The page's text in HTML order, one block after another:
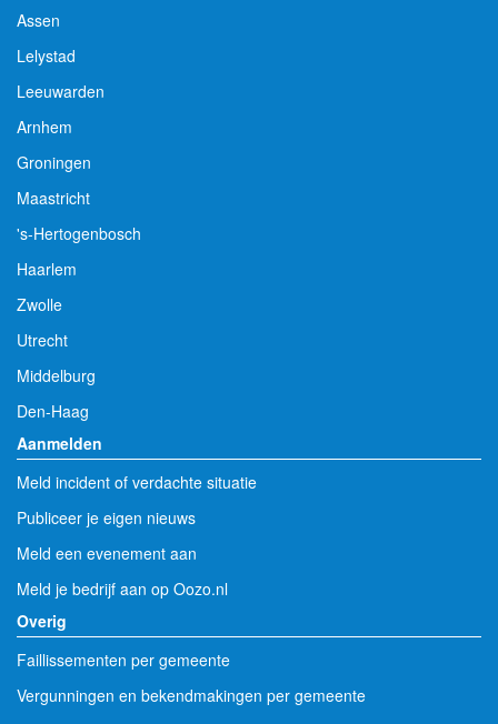
Assen
Lelystad
Leeuwarden
Arnhem
Groningen
Maastricht
's-Hertogenbosch
Haarlem
Zwolle
Utrecht
Middelburg
Den-Haag
Aanmelden
Meld incident of verdachte situatie
Publiceer je eigen nieuws
Meld een evenement aan
Meld je bedrijf aan op Oozo.nl
Overig
Faillissementen per gemeente
Vergunningen en bekendmakingen per gemeente